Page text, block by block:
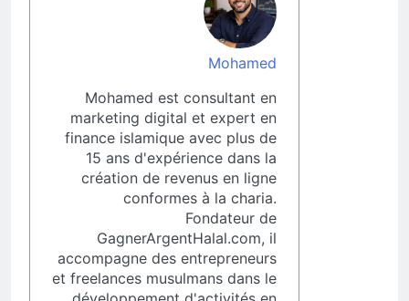
Mohamed
Mohamed est consultant en
marketing digital et expert en
finance islamique avec plus de
15 ans d'expérience dans la
création de revenus en ligne
conformes à la charia.
Fondateur de
GagnerArgentHalal.com, il
accompagne des entrepreneurs
et freelances musulmans dans le